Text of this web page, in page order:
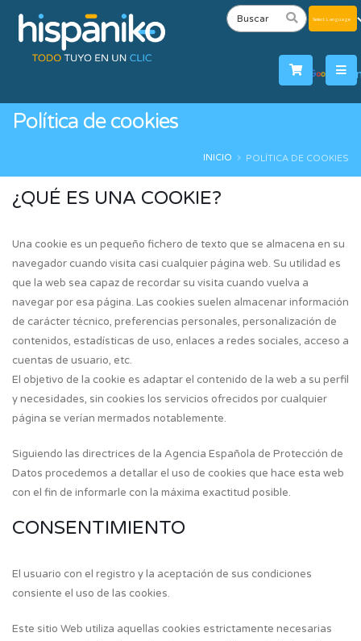
by
Política de cookies
INICIO POLÍTICA DE COOKIES
¿QUÉ ES UNA COOKIE?
Una cookie es un pequeño fichero de texto que se almacena en su
navegador cuando visita casi cualquier página web. Su utilidad es
que la web sea capaz de recordar su visita cuando vuelva a
navegar por esa página. Las cookies suelen almacenar información
de carácter técnico, preferencias personales, personalización de
contenidos, estadísticas de uso, enlaces a redes sociales, acceso a
cuentas de usuario, etc.
El objetivo de la cookie es adaptar el contenido de la web a su perfil
y necesidades, sin cookies los servicios ofrecidos por cualquier
página se verían mermados notablemente.
Siguiendo las directrices de la Agencia Española de Protección de
Datos procedemos a detallar el uso de cookies que hace esta web
con el fin de informarle con la máxima exactitud posible.
CONSENTIMIENTO
El usuario con el registro y la aceptación de sus condiciones
consiente el uso de las cookies.
Este sitio Web utiliza aquellas cookies estrictamente necesarias